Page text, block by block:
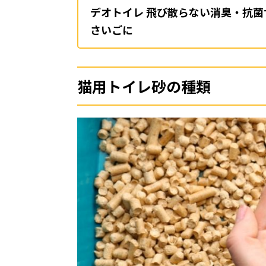
デオトイレ 飛び散らない消臭・抗
さいごに
猫用トイレ砂の種類